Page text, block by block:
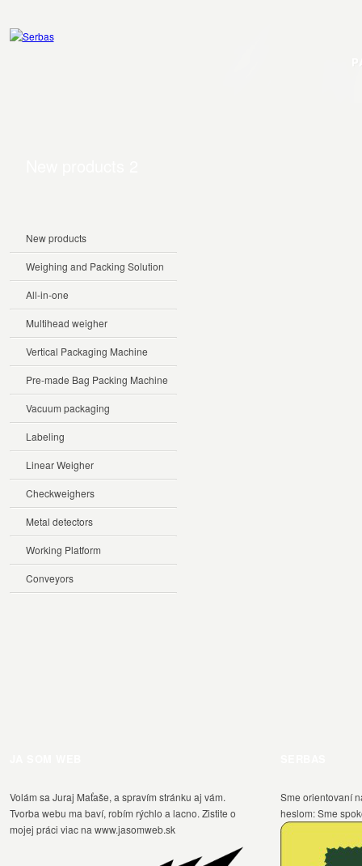
New products
Weighing and Packing Solution
All-in-one
Multihead weigher
Vertical Packaging Machine
Pre-made Bag Packing Machine
Vacuum packaging
Labeling
Linear Weigher
Checkweighers
Metal detectors
Working Platform
Conveyors
Volám sa Juraj Maťaše, a spravím stránku aj vám.
Tvorba webu ma baví, robím rýchlo a lacno. Zistite o
mojej práci viac na www.jasomweb.sk
Sme orientovaní
heslom: Sme